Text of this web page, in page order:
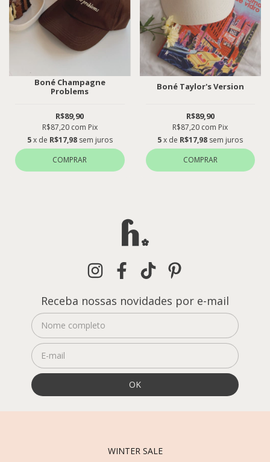
Boné Champagne
Problems
R$89,90
R$87,20 com Pix
5x de R$17,98 sem juros
COMPRAR
Boné Taylor's Version
R$89,90
R$87,20 com Pix
5x de R$17,98 sem juros
COMPRAR
Receba nossas novidades por e-mail
WINTER SALE